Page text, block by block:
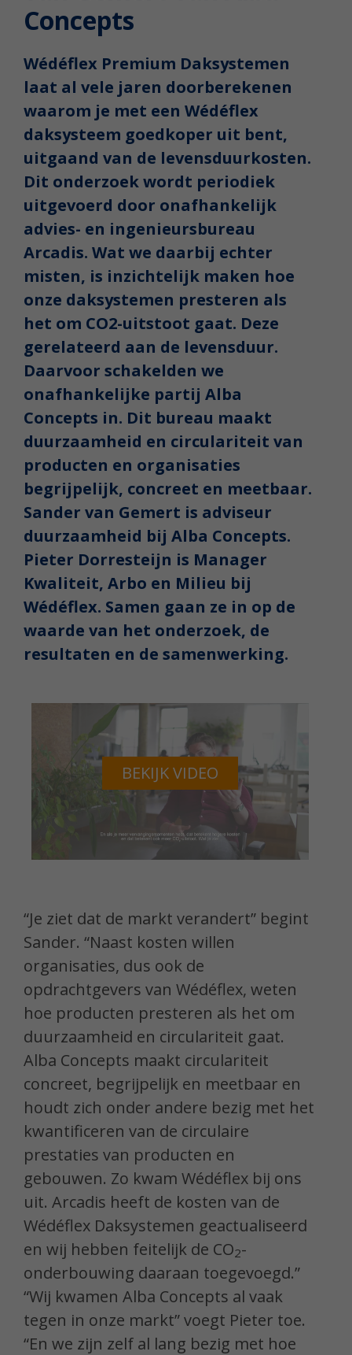
Concepts
Wédéflex Premium Daksystemen
laat al vele jaren doorberekenen
waarom je met een Wédéflex
daksysteem goedkoper uit bent,
uitgaand van de levensduurkosten.
Dit onderzoek wordt periodiek
uitgevoerd door onafhankelijk
advies- en ingenieursbureau
Arcadis. Wat we daarbij echter
misten, is inzichtelijk maken hoe
onze daksystemen presteren als
het om CO2-uitstoot gaat. Deze
gerelateerd aan de levensduur.
Daarvoor schakelden we
onafhankelijke partij Alba
Concepts in. Dit bureau maakt
duurzaamheid en circulariteit van
producten en organisaties
begrijpelijk, concreet en meetbaar.
Sander van Gemert is adviseur
duurzaamheid bij Alba Concepts.
Pieter Dorresteijn is Manager
Kwaliteit, Arbo en Milieu bij
Wédéflex. Samen gaan ze in op de
waarde van het onderzoek, de
resultaten en de samenwerking.
BEKIJK VIDEO
“Je ziet dat de markt verandert” begint
Sander. “Naast kosten willen
organisaties, dus ook de
opdrachtgevers van Wédéflex, weten
hoe producten presteren als het om
duurzaamheid en circulariteit gaat.
Alba Concepts maakt circulariteit
concreet, begrijpelijk en meetbaar en
houdt zich onder andere bezig met het
kwantificeren van de circulaire
prestaties van producten en
gebouwen. Zo kwam Wédéflex bij ons
uit. Arcadis heeft de kosten van de
Wédéflex Daksystemen geactualiseerd
en wij hebben feitelijk de CO2-
onderbouwing daaraan toegevoegd.”
“Wij kwamen Alba Concepts al vaak
tegen in onze markt” voegt Pieter toe.
“En we zijn zelf al lang bezig met hoe